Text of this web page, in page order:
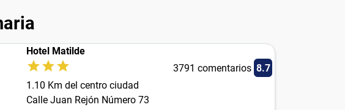
Hotel Matilde
3791 comentarios 8.7
1.10 Km del centro ciudad
Calle Juan Rejón Número 73